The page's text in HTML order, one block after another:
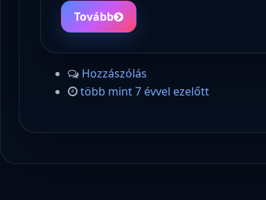
Tovább
Hozzászólás
több mint 7 évvel ezelőtt